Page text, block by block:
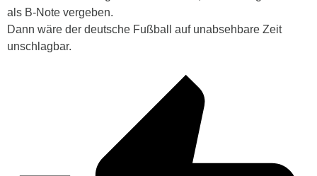
als B-Note vergeben.
Dann wäre der deutsche Fußball auf unabsehbare Zeit
unschlagbar.